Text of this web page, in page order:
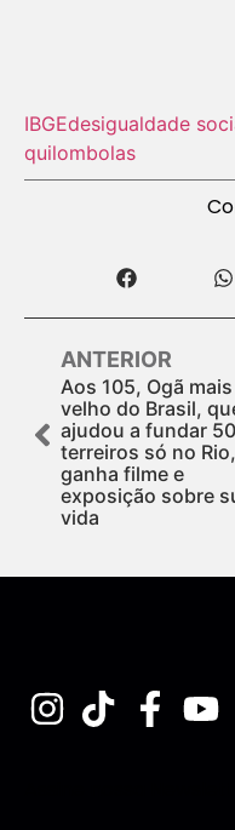
IBGEdesigualdade
quilombolas
ANTERIOR
Aos 105, Ogã mais
velho do Brasil,
ajudou a fundar 50
terreiros só no Rio,
ganha filme e
exposição sobre
vida